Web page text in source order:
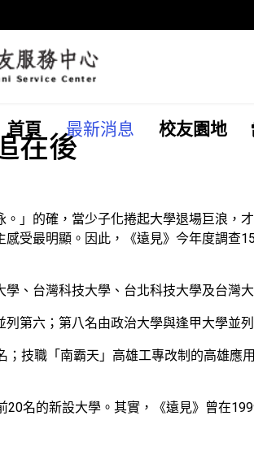
首頁 最新消息 校友園地
在後
」的確，當少子化捲起大學退場巨浪，
受最明顯。因此，《遠見》今年度調查
、台灣科技大學、台北科技大學及台灣
第六；第八名由政治大學與逢甲大學並
技職「南霸天」高雄工專改制的高雄應
名的新設大學。其實，《遠見》曾在